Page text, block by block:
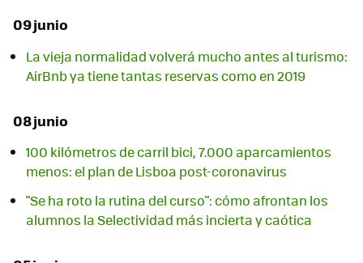
09 junio
La vieja normalidad volverá mucho antes al turismo:
AirBnb ya tiene tantas reservas como en 2019
08 junio
100 kilómetros de carril bici, 7.000 aparcamientos
menos: el plan de Lisboa post-coronavirus
"Se ha roto la rutina del curso": cómo afrontan los
alumnos la Selectividad más incierta y caótica